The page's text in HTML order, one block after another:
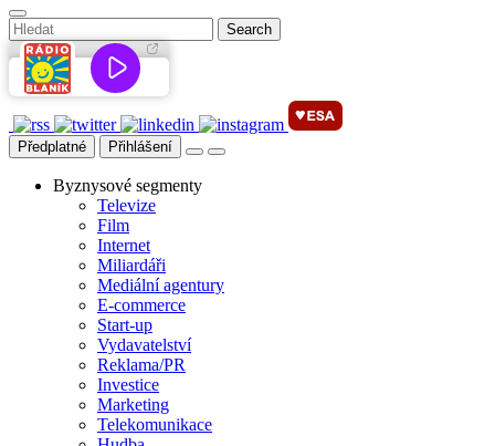
Předplatné Přihlášení
Byznysové segmenty
Televize
Film
Internet
Miliardáři
Mediální agentury
E-commerce
Start-up
Vydavatelství
Reklama/PR
Investice
Marketing
Telekomunikace